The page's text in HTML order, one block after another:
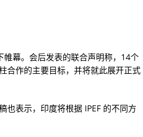
帷幕。会后发表的联合声明称，14个
合作的主要目标，并将就此展开正式
也表示，印度将根据 IPEF 的不同方